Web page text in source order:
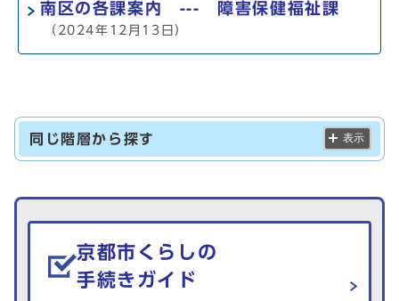
南区の各課案内 --- 障害保健福祉課
（2024年12月13日）
同じ階層から探す 表示
生活情報を探す
京都市くらしの
手続きガイド